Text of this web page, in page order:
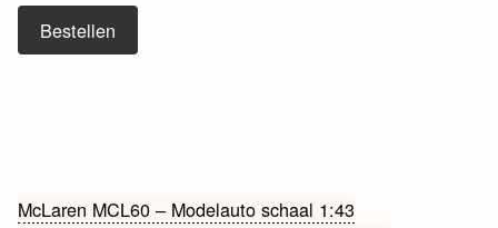
Bestellen
Bericht
McLaren MCL60 – Modelauto schaal 1:43